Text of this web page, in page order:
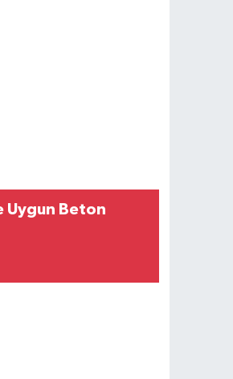
Uygun Beton